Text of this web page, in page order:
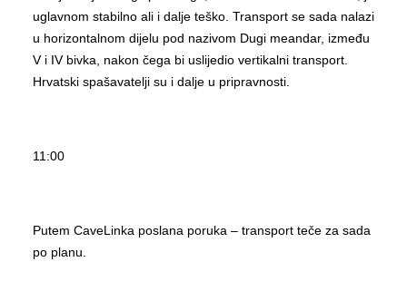
uglavnom stabilno ali i dalje teško. Transport se sada nalazi
u horizontalnom dijelu pod nazivom Dugi meandar, između
V i IV bivka, nakon čega bi uslijedio vertikalni transport.
Hrvatski spašavatelji su i dalje u pripravnosti.
11:00
Putem CaveLinka poslana poruka – transport teče za sada
po planu.